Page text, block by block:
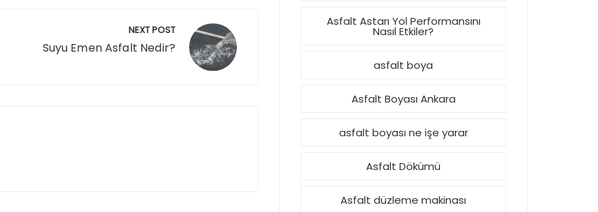
NEXT POST
Suyu Emen Asfalt Nedir?
Asfalt Astarı Yol Performansını
Nasıl Etkiler?
asfalt boya
Asfalt Boyası Ankara
asfalt boyası ne işe yarar
Asfalt Dökümü
Asfalt düzleme makinası